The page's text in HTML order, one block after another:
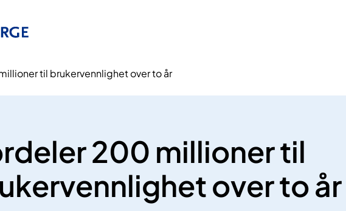
til brukervennlighet over to år
200 millioner til
over to år